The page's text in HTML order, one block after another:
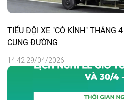
TIỂU ĐỘI XE "CÓ KÍNH" THÁNG
CUNG ĐƯỜNG
14:42 29/04/2026